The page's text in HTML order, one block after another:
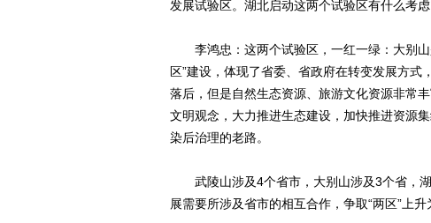
发展试验区。湖北启动这两个试验区有什么考虑
李鸿忠：这两个试验区，一红一绿：大别山
区”建设，体现了省委、省政府在转变发展方式
落后，但是自然生态资源、旅游文化资源非常
文明观念，大力推进生态建设，加快推进资源
染后治理的老路。
武陵山涉及4个省市，大别山涉及3个省，湖
展需要所涉及省市的相互合作，争取“两区”上升